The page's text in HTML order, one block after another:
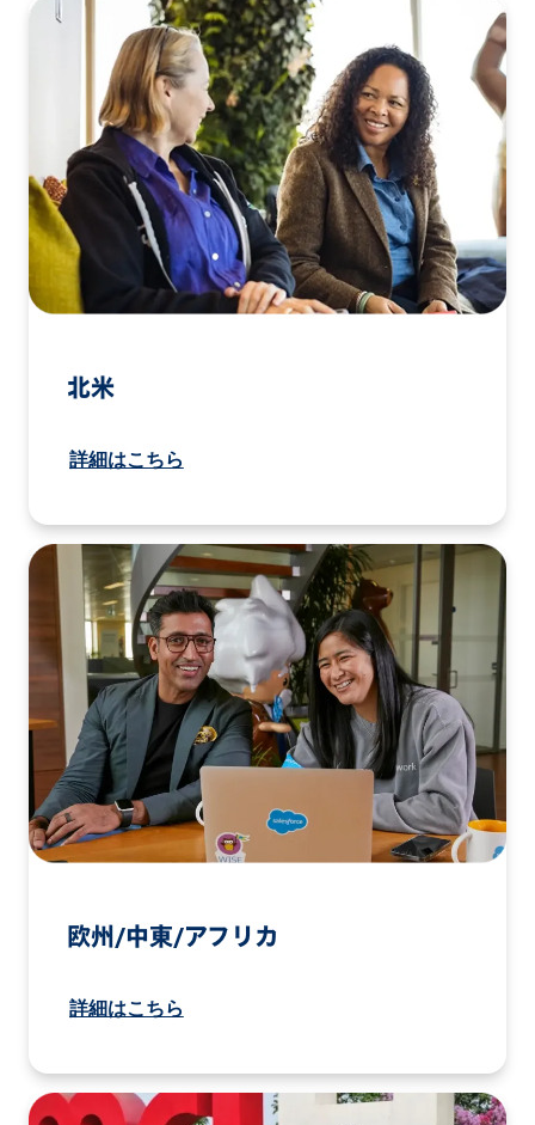
北米
詳細はこちら
欧州/中東/アフリカ
詳細はこちら